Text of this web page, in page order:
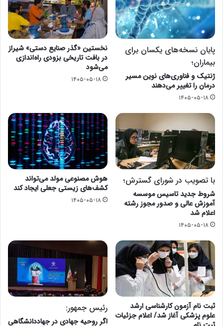
پایان نسخه‌های یکسان برای
بیماران؛
ژنتیک و فناوری‌های نوین مسیر
درمان را تغییر می‌دهند
۱۴۰۵-۰۵-۱۸
نخستین «گذر صنایع دستی» شیراز
در بافت تاریخی بزودی راه‌اندازی
می‌شود
۱۴۰۵-۰۵-۱۸
با تصویب در شورای گسترش؛
شروط جدید تاسیس موسسه
آموزش عالی و صدور مجوز رشته
اعلام شد
۱۴۰۵-۰۵-۱۸
هوش مصنوعی مولد می‌تواند
کشف‌های زیستی جعلی ایجاد کند
۱۴۰۵-۰۵-۱۸
ثبت نام آزمون کارشناسی ارشد
علوم پزشکی آغاز شد/ اعلام جزئیات
رئیس جمهور:
اگر روحیه جهادی در جهاددانشگاهی